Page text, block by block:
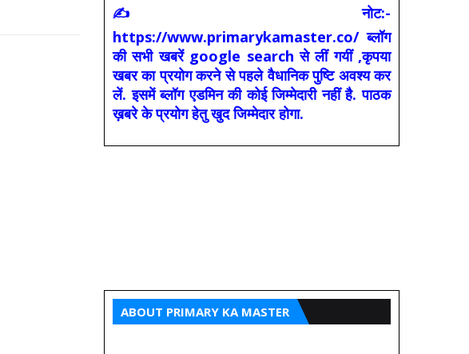
✍ नोट:-
https://www.primarykamaster.co/ ब्लॉग
की सभी खबरें google search से लीं गयीं ,कृपया
खबर का प्रयोग करने से पहले वैधानिक पुष्टि अवश्य कर
लें. इसमें ब्लॉग एडमिन की कोई जिम्मेदारी नहीं है. पाठक
ख़बरे के प्रयोग हेतु खुद जिम्मेदार होगा.
ABOUT PRIMARY KA MASTER